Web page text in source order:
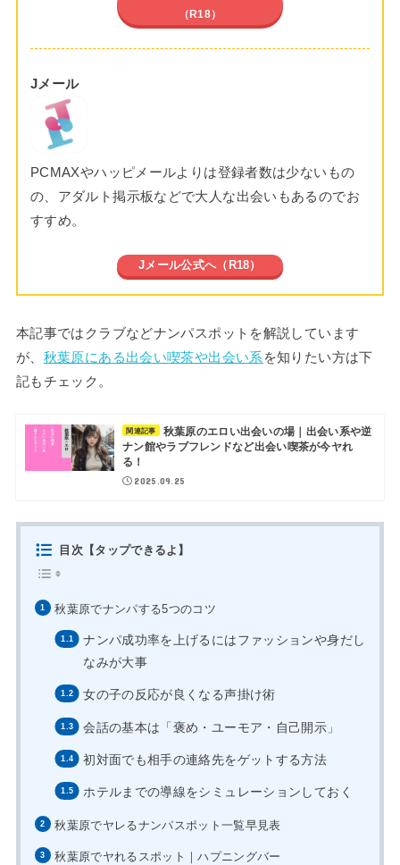
（R18）
Jメール
PCMAXやハッピメールよりは登録者数は少ないもの
の、アダルト掲示板などで大人な出会いもあるのでお
すすめ。
Jメール公式へ（R18）
本記事ではクラブなどナンパスポットを解説しています
が、 秋葉原にある出会い喫茶や出会い系 を知りたい方は下
記もチェック。
関連記事
秋葉原のエロい出会いの場｜出会い系や逆
ナン館やラブフレンドなど出会い喫茶が今ヤれ
る！
2025.09.25
目次【タップできるよ】
秋葉原でナンパする5つのコツ
ナンパ成功率を上げるにはファッションや身だし
なみが大事
女の子の反応が良くなる声掛け術
会話の基本は「褒め・ユーモア・自己開示」
初対面でも相手の連絡先をゲットする方法
ホテルまでの導線をシミュレーションしておく
秋葉原でヤレるナンパスポット一覧早見表
秋葉原でヤれるスポット｜ハプニングバー